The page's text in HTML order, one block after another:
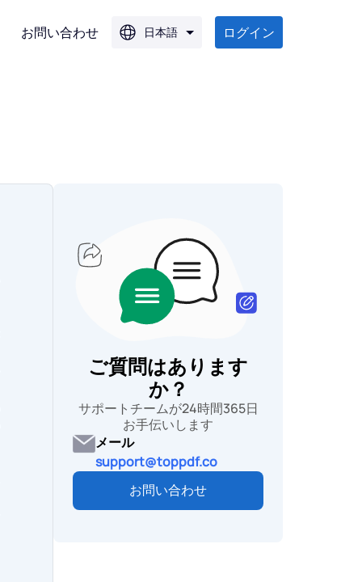
お問い合わせ 日本語 ログイン
ご質問はあります
か？
サポートチームが24時間365日
お手伝いします
メール
support@toppdf.co
お問い合わせ